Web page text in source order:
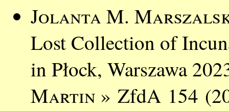
Jolanta M.
Lost Collection of
in Płock, Warszawa
Martin » ZfdA 154